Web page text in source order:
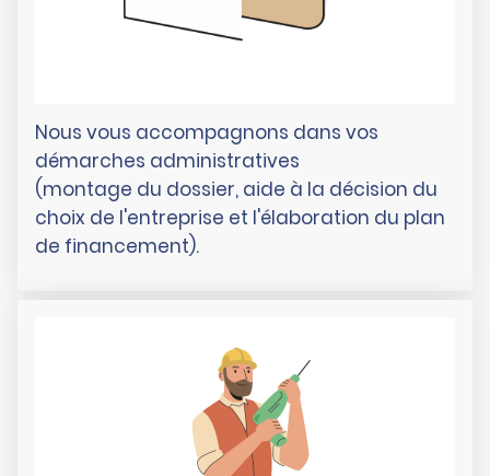
Nous vous accompagnons dans vos
démarches administratives
(montage du dossier, aide à la décision du
choix de l'entreprise et l'élaboration du plan
de financement).